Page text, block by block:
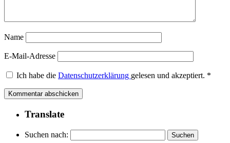
Name
E-Mail-Adresse
Ich habe die Datenschutzerklärung gelesen und akzeptiert. *
Translate
Suchen nach: